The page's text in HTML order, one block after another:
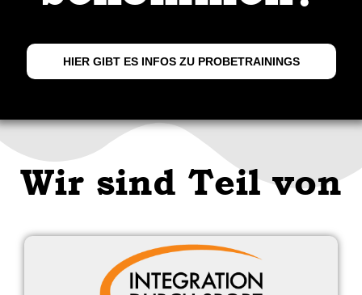
HIER GIBT ES INFOS ZU PROBETRAININGS
Wir sind Teil von